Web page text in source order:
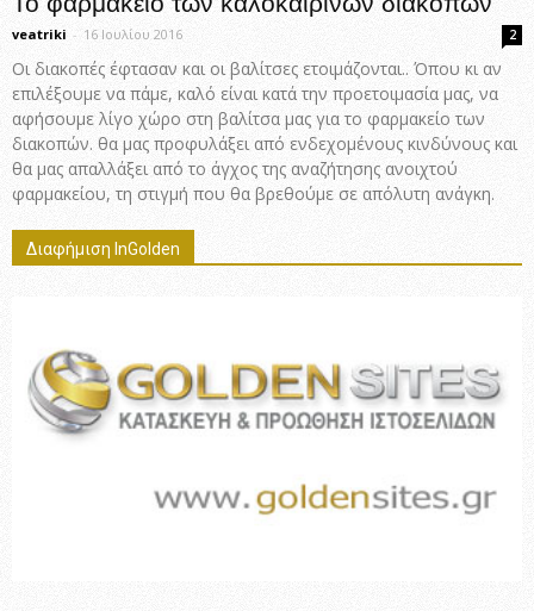
veatriki - 16 Ιουλίου 2016 2
Οι διακοπές έφτασαν και οι βαλίτσες ετοιμάζονται.. Όπου κι αν
επιλέξουμε να πάμε, καλό είναι κατά την προετοιμασία μας, να
αφήσουμε λίγο χώρο στη βαλίτσα μας για το φαρμακείο των
διακοπών. θα μας προφυλάξει από ενδεχομένους κινδύνους και
θα μας απαλλάξει από το άγχος της αναζήτησης ανοιχτού
φαρμακείου, τη στιγμή που θα βρεθούμε σε απόλυτη ανάγκη.
Διαφήμιση InGolden